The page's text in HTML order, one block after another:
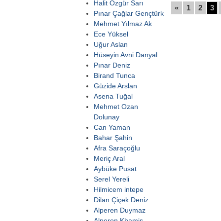
« 1 2 3
Halit Özgür Sarı
Pınar Çağlar Gençtürk
Mehmet Yılmaz Ak
Ece Yüksel
Uğur Aslan
Hüseyin Avni Danyal
Pınar Deniz
Birand Tunca
Güzide Arslan
Asena Tuğal
Mehmet Ozan
Dolunay
Can Yaman
Bahar Şahin
Afra Saraçoğlu
Meriç Aral
Aybüke Pusat
Serel Yereli
Hilmicem intepe
Dilan Çiçek Deniz
Alperen Duymaz